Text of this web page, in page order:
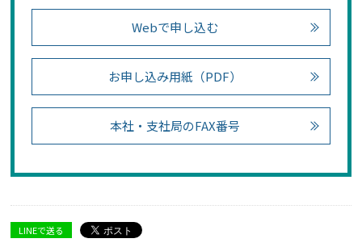
Webで申し込む
お申し込み用紙（PDF）
本社・支社局のFAX番号
LINEで送る